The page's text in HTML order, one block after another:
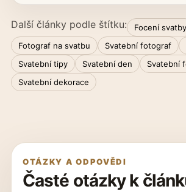
Další články podle štítku: Focení svatby
Fotograf na svatbu
Svatební fotograf
Svatební tipy
Svatební den
Svatební
Svatební dekorace
OTÁZKY A ODPOVĚDI
Časté otázky k